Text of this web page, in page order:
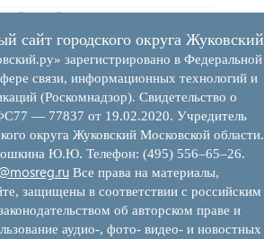
лесной контроль
муниципального лесного контроля
правовые акты (НПА), регулирующие
муниципального лесного контроля:
рисками причинения вреда (ущерба)
законом ценностям при осуществлении
контроля (надзора), муниципального
профилактики
муниципального лесного контроля
контроль за ЕТО
контроль в сфере благоустройства
сайт городского округа Жуковский
зарегистрировано в Федеральной
связи, информационных технологий и
(Роскомнадзор). Свидетельство о
— 77837 от 19.02.2020. Учредитель
округа Жуковский Московской области.
Ю.Ю. Телефон: (495) 556–65–26.
Все права на материалы,
защищены в соответствии с российским
об авторском праве и
аудио-, фото- видео- и новостных